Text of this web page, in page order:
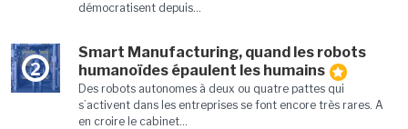
démocratisent depuis...
2
Smart Manufacturing, quand les robots
humanoïdes épaulent les humains
Des robots autonomes à deux ou quatre pattes qui
s’activent dans les entreprises se font encore très rares. A
en croire le cabinet...